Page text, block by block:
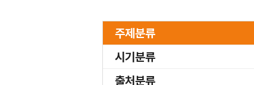
주제분류
시기분류
출처분류